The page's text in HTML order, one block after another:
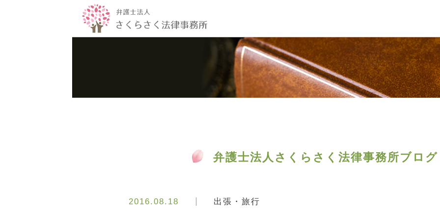
弁護士法人さくらさく法律事務所ブログ
2016.08.18 出張・旅行